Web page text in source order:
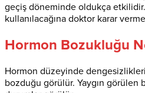
geçiş döneminde oldukça
kullanılacağına doktor karar
Hormon Bozukluğu
Hormon düzeyinde
bozduğu görülür. Yaygın görülen